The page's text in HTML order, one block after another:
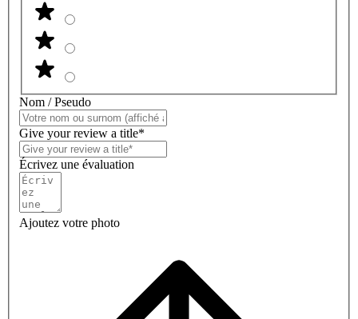
Nom / Pseudo
Give your review a title*
Écrivez une évaluation
Ajoutez votre photo